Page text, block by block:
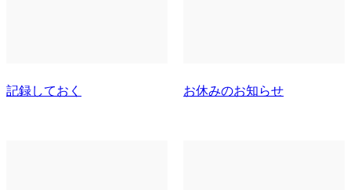
記録しておく お休みのお知らせ